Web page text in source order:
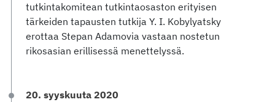
tutkintakomitean tutkintaosaston erityisen
tärkeiden tapausten tutkija Y. I. Kobylyatsky
erottaa Stepan Adamovia vastaan nostetun
rikosasian erillisessä menettelyssä.
20. syyskuuta 2020